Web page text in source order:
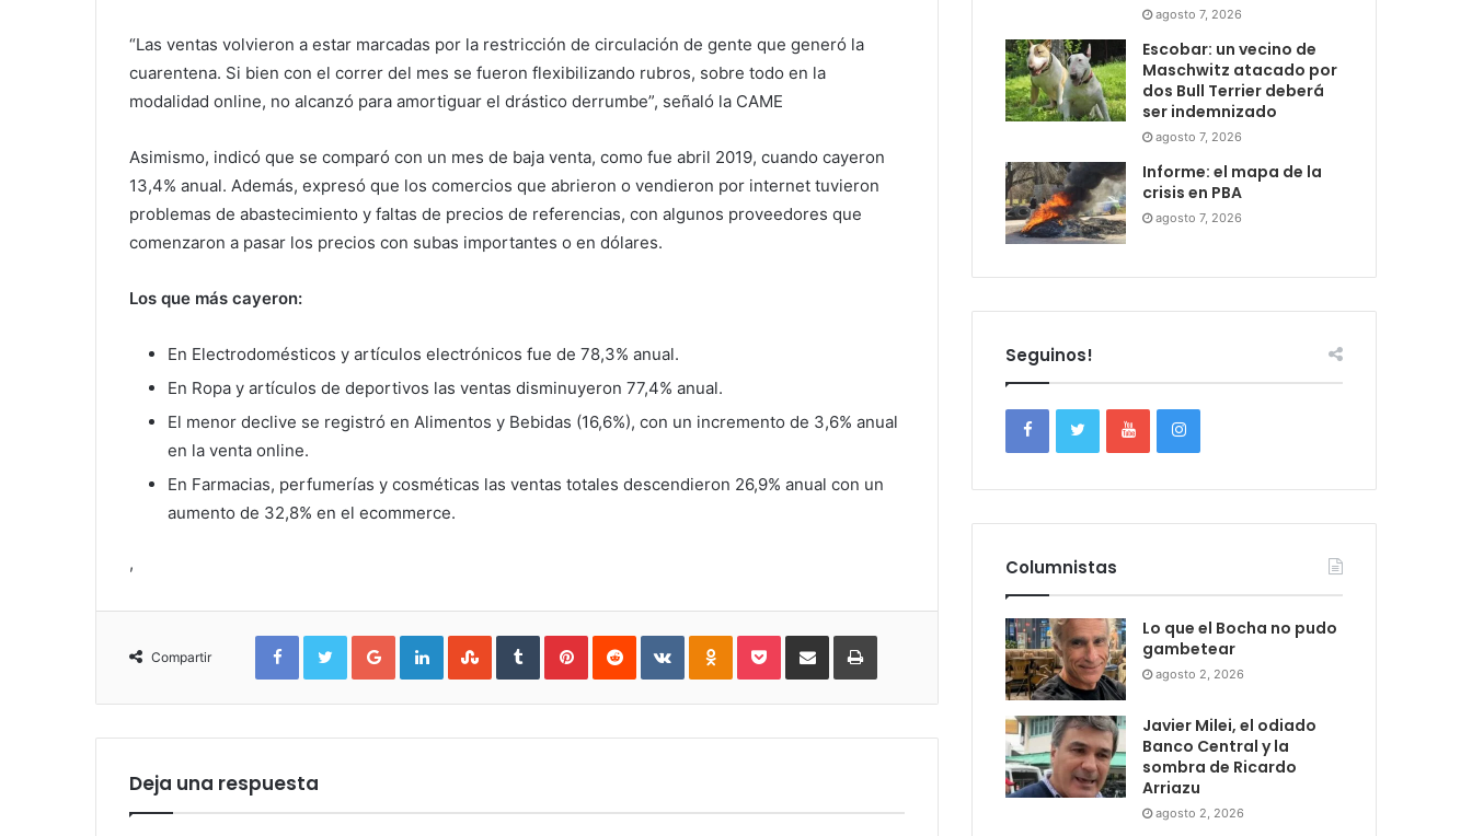
“Las ventas volvieron a estar marcadas por la restricción de circulación de gente que generó la
cuarentena. Si bien con el correr del mes se fueron flexibilizando rubros, sobre todo en la
modalidad online, no alcanzó para amortiguar el drástico derrumbe”, señaló la CAME
Asimismo, indicó que se comparó con un mes de baja venta, como fue abril 2019, cuando cayeron
13,4% anual. Además, expresó que los comercios que abrieron o vendieron por internet tuvieron
problemas de abastecimiento y faltas de precios de referencias, con algunos proveedores que
comenzaron a pasar los precios con subas importantes o en dólares.
Los que más cayeron:
En Electrodomésticos y artículos electrónicos fue de 78,3% anual.
En Ropa y artículos de deportivos las ventas disminuyeron 77,4% anual.
El menor declive se registró en Alimentos y Bebidas (16,6%), con un incremento de 3,6% anual
en la venta online.
En Farmacias, perfumerías y cosméticas las ventas totales descendieron 26,9% anual con un
aumento de 32,8% en el ecommerce.
,
Compartir
FacebookTwitterGoogle+LinkedInStumbleUpon
TumblrPinterestReddit VKontakteOdnoklassniki
PocketShare
Email
Print
Deja una respuesta
agosto 7, 2026
Escobar: un vecino de
Maschwitz atacado por
dos Bull Terrier deberá
ser indemnizado
agosto 7, 2026
Informe: el mapa de la
crisis en PBA
agosto 7, 2026
Seguinos!
Columnistas
Lo que el Bocha no pudo
gambetear
agosto 2, 2026
Javier Milei, el odiado
Banco Central y la
sombra de Ricardo
Arriazu
agosto 2, 2026